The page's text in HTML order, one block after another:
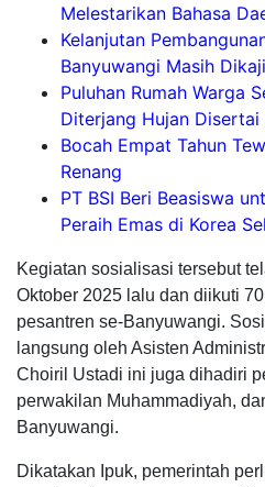
Melestarikan Bahasa
Kelanjutan
Banyuwangi Masih Dikaji
Puluhan Rumah Warga
Diterjang Hujan Disertai
Bocah Empat Tahun
Renang
PT BSI Beri Beasiswa
Peraih Emas di Korea
Kegiatan sosialisasi tersebut
Oktober 2025 lalu dan diikuti
pesantren se-Banyuwangi.
langsung oleh Asisten
Choiril Ustadi ini juga dihadiri
perwakilan Muhammadiyah,
Banyuwangi.
Dikatakan Ipuk, pemerintah